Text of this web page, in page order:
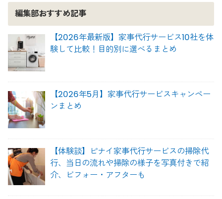
編集部おすすめ記事
【2026年最新版】家事代行サービス10社を体
験して比較！目的別に選べるまとめ
【2026年5月】家事代行サービスキャンペー
ンまとめ
【体験談】ピナイ家事代行サービスの掃除代
行、当日の流れや掃除の様子を写真付きで紹
介、ビフォー・アフターも